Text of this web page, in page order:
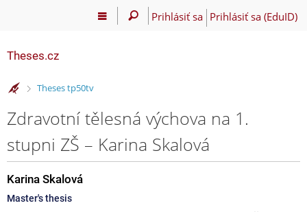
Prihlásiť sa Prihlásiť sa (EduID)
Theses.cz
>
Theses tp50tv
Zdravotní tělesná výchova na 1.
stupni ZŠ – Karina Skalová
Karina Skalová
Master's thesis